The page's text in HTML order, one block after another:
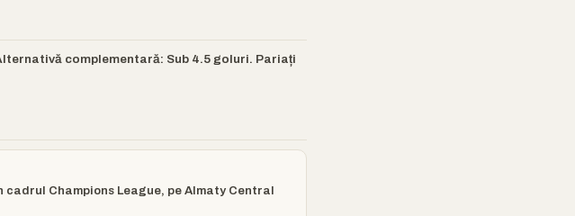
complementară: Sub 4.5 goluri. Pariați
Champions League, pe Almaty Central